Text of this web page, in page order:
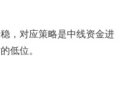
，对应策略是中线资金进
低位。